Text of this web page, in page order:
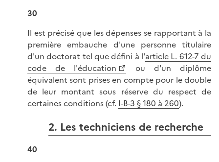
30
Il est précisé que les dépenses se rapportant à la
première embauche d'une personne titulaire
d'un doctorat tel que défini à l'article L. 612-7 du
code de l'éducation
ou d'un diplôme
équivalent sont prises en compte pour le double
de leur montant sous réserve du respect de
certaines conditions (cf. I-B-3 § 180 à 260).
2. Les techniciens de recherche
40